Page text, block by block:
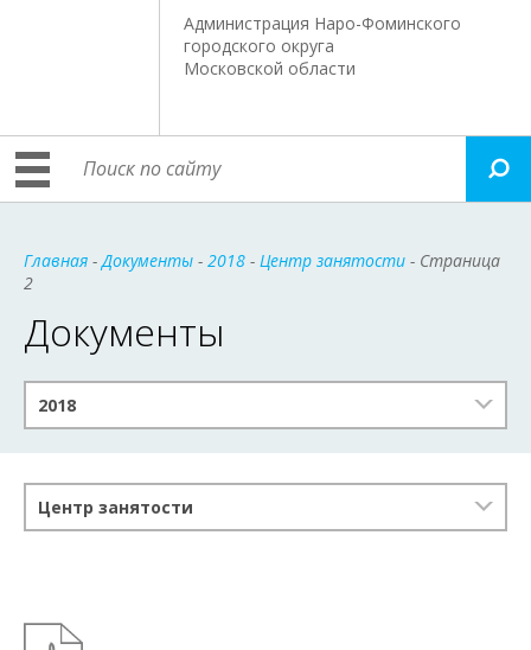
Администрация Наро-Фоминского
городского округа
Московской области
Главная -Документы - 2018 - Центр занятости - Страница
2
Документы
2018
Центр занятости